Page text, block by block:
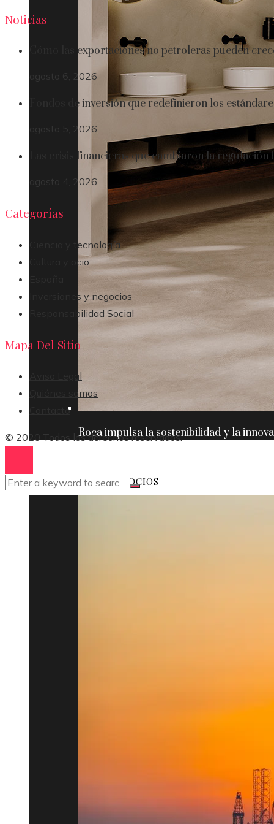
Roca impulsa la sostenibilidad y la
INVERSIONES Y NEGOCIOS
Noticias
Cómo las exportaciones no petroleras pueden
agosto 6, 2026
Fondos de inversión que redefinieron los
agosto 5, 2026
Las crisis financieras que cambiaron la
agosto 4, 2026
Categorías
Ciencia y tecnología
Cultura y ocio
Inversiones y negocios
Responsabilidad Social
Mapa Del Sitio
Aviso Legal
Quiénes somos
Contacto
© 2020 Todos los derechos reservados.